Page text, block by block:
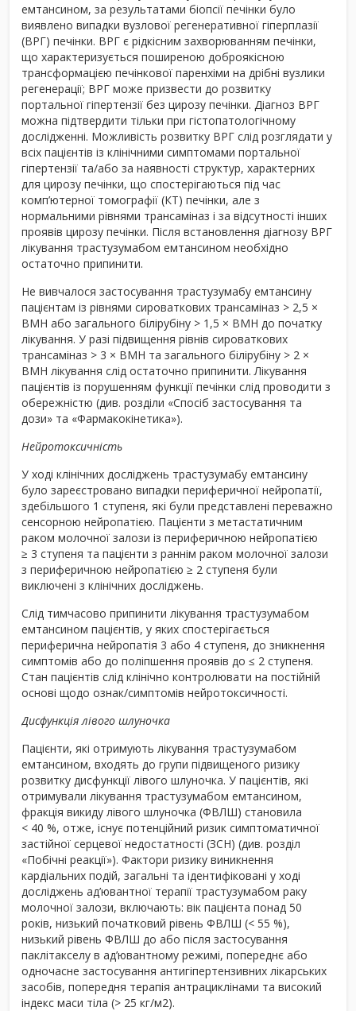
емтансином, за результатами біопсії печінки було
виявлено випадки вузлової регенеративної гіперплазії
(ВРГ) печінки. ВРГ є рідкісним захворюванням печінки,
що характеризується поширеною доброякісною
трансформацією печінкової паренхіми на дрібні вузлики
регенерації; ВРГ може призвести до розвитку
портальної гіпертензії без цирозу печінки. Діагноз ВРГ
можна підтвердити тільки при гістопатологічному
дослідженні. Можливість розвитку ВРГ слід розглядати у
всіх пацієнтів із клінічними симптомами портальної
гіпертензії та/або за наявності структур, характерних
для цирозу печінки, що спостерігаються під час
комп’ютерної томографії (КТ) печінки, але з
нормальними рівнями трансаміназ і за відсутності інших
проявів цирозу печінки. Після встановлення діагнозу ВРГ
лікування трастузумабом емтансином необхідно
остаточно припинити.
Не вивчалося застосування трастузумабу емтансину
пацієнтам із рівнями сироваткових трансаміназ > 2,5 ×
ВМН або загального білірубіну > 1,5 × ВМН до початку
лікування. У разі підвищення рівнів сироваткових
трансаміназ > 3 × ВМН та загального білірубіну > 2 ×
ВМН лікування слід остаточно припинити. Лікування
пацієнтів із порушенням функції печінки слід проводити з
обережністю (див. розділи «Спосіб застосування та
дози» та «Фармакокінетика»).
Нейротоксичність
У ході клінічних досліджень трастузумабу емтансину
було зареєстровано випадки периферичної нейропатії,
здебільшого 1 ступеня, які були представлені переважно
сенсорною нейропатією. Пацієнти з метастатичним
раком молочної залози із периферичною нейропатією
≥ 3 ступеня та пацієнти з раннім раком молочної залози
з периферичною нейропатією ≥ 2 ступеня були
виключені з клінічних досліджень.
Слід тимчасово припинити лікування трастузумабом
емтансином пацієнтів, у яких спостерігається
периферична нейропатія 3 або 4 ступеня, до зникнення
симптомів або до поліпшення проявів до ≤ 2 ступеня.
Стан пацієнтів слід клінічно контролювати на постійній
основі щодо ознак/симптомів нейротоксичності.
Дисфункція лівого шлуночка
Пацієнти, які отримують лікування трастузумабом
емтансином, входять до групи підвищеного ризику
розвитку дисфункції лівого шлуночка. У пацієнтів, які
отримували лікування трастузумабом емтансином,
фракція викиду лівого шлуночка (ФВЛШ) становила
< 40 %, отже, існує потенційний ризик симптоматичної
застійної серцевої недостатності (ЗСН) (див. розділ
«Побічні реакції»). Фактори ризику виникнення
кардіальних подій, загальні та ідентифіковані у ході
досліджень ад’ювантної терапії трастузумабом раку
молочної залози, включають: вік пацієнта понад 50
років, низький початковий рівень ФВЛШ (< 55 %),
низький рівень ФВЛШ до або після застосування
паклітакселу в ад’ювантному режимі, попереднє або
одночасне застосування антигіпертензивних лікарських
засобів, попередня терапія антрациклінами та високий
індекс маси тіла (> 25 кг/м2).